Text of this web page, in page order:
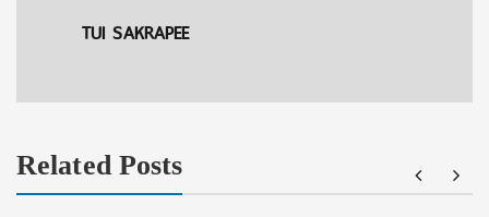
TUI SAKRAPEE
Related Posts